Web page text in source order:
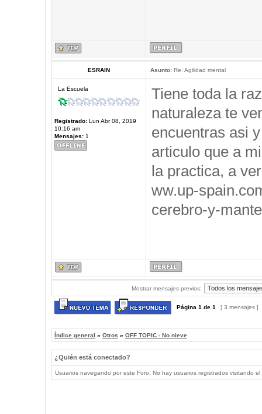
ESRAIN Asunto:Re: Agilidad mental
La Escuela
Registrado:Lun Abr 08, 2019
10:16 am
Mensajes:1
Tiene toda la
naturaleza te
encuentras asi
articulo que a
la practica, a
ww.up-
cerebro-y-
Mostrar mensajes previos:
Página 1 de 1 [ 3 mensajes ]
Índice general » Otros » OFF TOPIC - No nieve
¿Quién está conectado?
Usuarios navegando por este Foro: No hay usuarios registrados visitando